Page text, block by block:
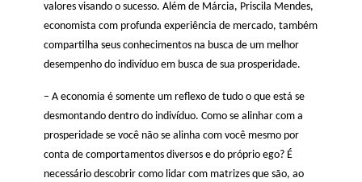
valores visando o sucesso. Além de Márcia, Priscila Mendes,
economista com profunda experiência de mercado, também
compartilha seus conhecimentos na busca de um melhor
desempenho do indivíduo em busca de sua prosperidade.
– A economia é somente um reflexo de tudo o que está se
desmontando dentro do indivíduo. Como se alinhar com a
prosperidade se você não se alinha com você mesmo por
conta de comportamentos diversos e do próprio ego? É
necessário descobrir como lidar com matrizes que são, ao